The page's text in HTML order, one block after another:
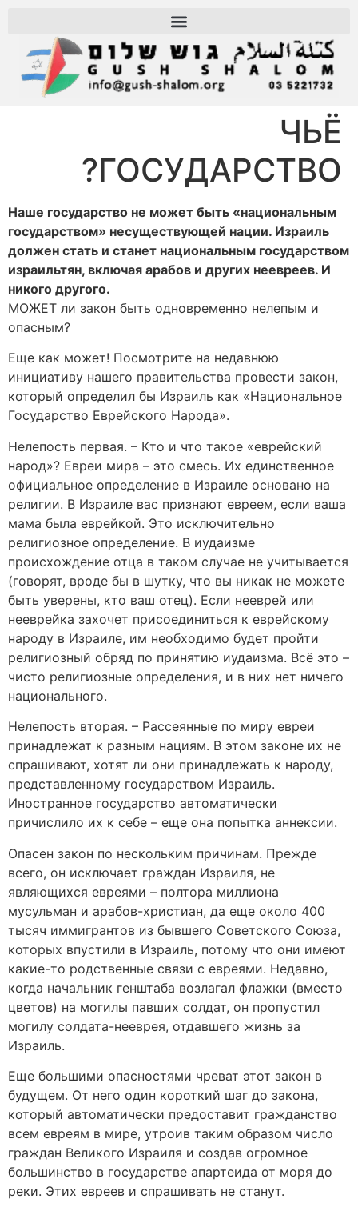
ЧЬЁ
ГОСУДАРСТВО?
Наше государство не может быть «национальным
государством» несуществующей нации. Израиль
должен стать и станет национальным государством
израильтян, включая арабов и других неевреев. И
никого другого.
МОЖЕТ ли закон быть одновременно нелепым и
опасным?
Еще как может! Посмотрите на недавнюю
инициативу нашего правительства провести закон,
который определил бы Израиль как «Национальное
Государство Еврейского Народа».
Нелепость первая. – Кто и что такое «еврейский
народ»? Евреи мира – это смесь. Их единственное
официальное определение в Израиле основано на
религии. В Израиле вас признают евреем, если ваша
мама была еврейкой. Это исключительно
религиозное определение. В иудаизме
происхождение отца в таком случае не учитывается
(говорят, вроде бы в шутку, что вы никак не можете
быть уверены, кто ваш отец). Если нееврей или
нееврейка захочет присоединиться к еврейскому
народу в Израиле, им необходимо будет пройти
религиозный обряд по принятию иудаизма. Всё это –
чисто религиозные определения, и в них нет ничего
национального.
Нелепость вторая. – Рассеянные по миру евреи
принадлежат к разным нациям. В этом законе их не
спрашивают, хотят ли они принадлежать к народу,
представленному государством Израиль.
Иностранное государство автоматически
причислило их к себе – еще она попытка аннексии.
Опасен закон по нескольким причинам. Прежде
всего, он исключает граждан Израиля, не
являющихся евреями – полтора миллиона
мусульман и арабов-христиан, да еще около 400
тысяч иммигрантов из бывшего Советского Союза,
которых впустили в Израиль, потому что они имеют
какие-то родственные связи с евреями. Недавно,
когда начальник генштаба возлагал флажки (вместо
цветов) на могилы павших солдат, он пропустил
могилу солдата-нееврея, отдавшего жизнь за
Израиль.
Еще большими опасностями чреват этот закон в
будущем. От него один короткий шаг до закона,
который автоматически предоставит гражданство
всем евреям в мире, утроив таким образом число
граждан Великого Израиля и создав огромное
большинство в государстве апартеида от моря до
реки. Этих евреев и спрашивать не станут.